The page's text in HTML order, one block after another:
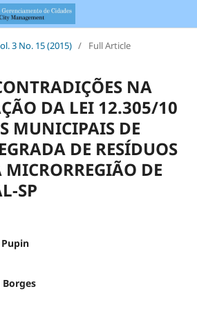
3 No. 15 (2015) / Full Article
NA
DA LEI 12.305/10
MUNICIPAIS DE
DE RESÍDUOS
DE
SP